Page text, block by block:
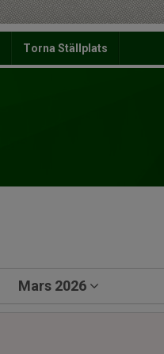
Torna Ställplats
Mars 2026